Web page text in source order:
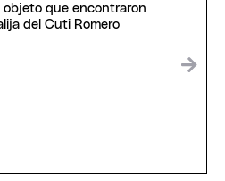
objeto que encontraron
del Cuti Romero